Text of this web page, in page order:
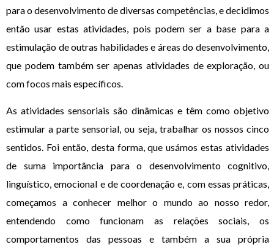
para o desenvolvimento de diversas competências, e decidimos
então usar estas atividades, pois podem ser a base para a
estimulação de outras habilidades e áreas do desenvolvimento,
que podem também ser apenas atividades de exploração, ou
com focos mais específicos.
As atividades sensoriais são dinâmicas e têm como objetivo
estimular a parte sensorial, ou seja, trabalhar os nossos cinco
sentidos. Foi então, desta forma, que usámos estas atividades
de suma importância para o desenvolvimento cognitivo,
linguístico, emocional e de coordenação e, com essas práticas,
começamos a conhecer melhor o mundo ao nosso redor,
entendendo como funcionam as relações sociais, os
comportamentos das pessoas e também a sua própria